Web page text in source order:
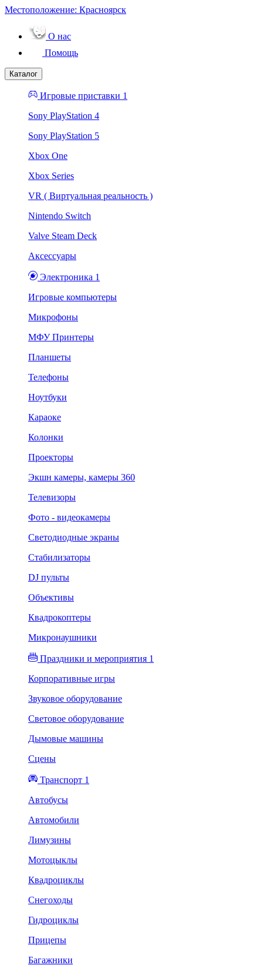
Местоположение: Красноярск
О нас
Помощь
Каталог
Игровые приставки 1
Sony PlayStation 4
Sony PlayStation 5
Xbox One
Xbox Series
VR ( Виртуальная реальность )
Nintendo Switch
Valve Steam Deck
Аксессуары
Электроника 1
Игровые компьютеры
Микрофоны
МФУ Принтеры
Планшеты
Телефоны
Ноутбуки
Караоке
Колонки
Проекторы
Экшн камеры, камеры 360
Телевизоры
Фото - видеокамеры
Светодиодные экраны
Стабилизаторы
DJ пульты
Объективы
Квадрокоптеры
Микронаушники
Праздники и мероприятия 1
Корпоративные игры
Звуковое оборудование
Световое оборудование
Дымовые машины
Сцены
Транспорт 1
Автобусы
Автомобили
Лимузины
Мотоцыклы
Квадроциклы
Снегоходы
Гидроциклы
Прицепы
Багажники